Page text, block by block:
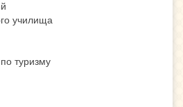
училища
туризму